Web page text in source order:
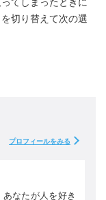
てしまったときに
切り替えて次の選
プロフィールをみる
なたが人を好き